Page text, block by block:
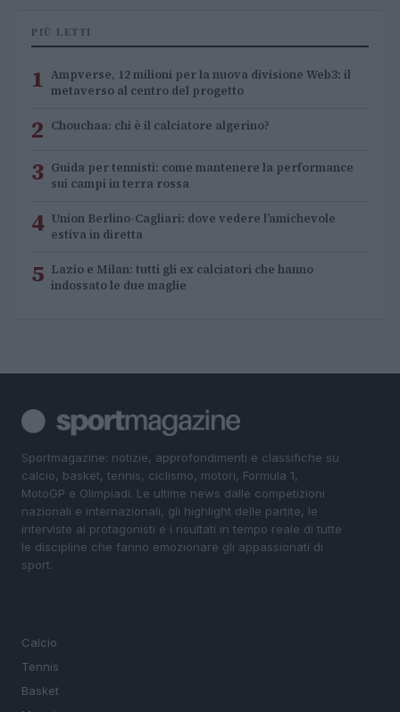
PIÙ LETTI
1 Ampverse, 12 milioni per la nuova divisione Web3: il
metaverso al centro del progetto
2 Chouchaa: chi è il calciatore algerino?
3 Guida per tennisti: come mantenere la performance
sui campi in terra rossa
4 Union Berlino-Cagliari: dove vedere l’amichevole
estiva in diretta
5 Lazio e Milan: tutti gli ex calciatori che hanno
indossato le due maglie
Sportmagazine: notizie, approfondimenti e classifiche su
calcio, basket, tennis, ciclismo, motori, Formula 1,
MotoGP e Olimpiadi. Le ultime news dalle competizioni
nazionali e internazionali, gli highlight delle partite, le
interviste ai protagonisti e i risultati in tempo reale di tutte
le discipline che fanno emozionare gli appassionati di
sport.
Calcio
Tennis
Basket